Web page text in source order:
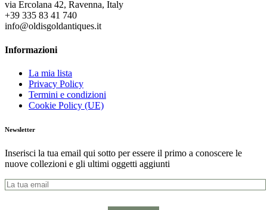
via Ercolana 42, Ravenna, Italy
+39 335 83 41 740
info@oldisgoldantiques.it
Informazioni
La mia lista
Privacy Policy
Termini e condizioni
Cookie Policy (UE)
Newsletter
Inserisci la tua email qui sotto per essere il primo a conoscere le
nuove collezioni e gli ultimi oggetti aggiunti